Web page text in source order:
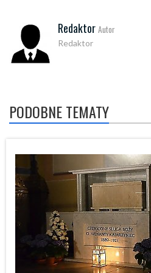
Redaktor Autor
Redaktor
PODOBNE TEMATY